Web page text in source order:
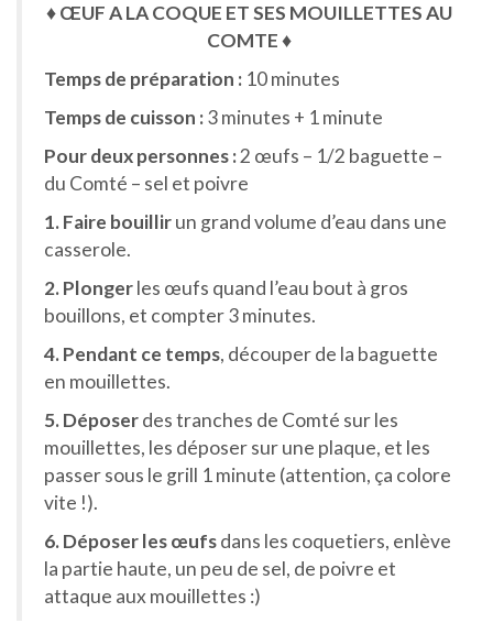
♦ ŒUF A LA COQUE ET SES MOUILLETTES AU
COMTE ♦
Temps de préparation : 10 minutes
Temps de cuisson :3 minutes + 1 minute
Pour deux personnes :2 œufs – 1/2 baguette –
du Comté – sel et poivre
1. Faire bouillirun grand volume d’eau dans une
casserole.
2. Plongerles œufs quand l’eau bout à gros
bouillons, et compter 3 minutes.
4. Pendant ce temps, découper de la baguette
en mouillettes.
5. Déposerdes tranches de Comté sur les
mouillettes, les déposer sur une plaque, et les
passer sous le grill 1 minute (attention, ça colore
vite !).
6. Déposer les œufsdans les coquetiers, enlève
la partie haute, un peu de sel, de poivre et
attaque aux mouillettes :)